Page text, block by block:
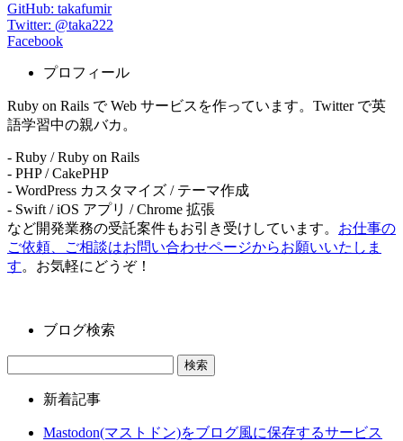
GitHub: takafumir
Twitter: @taka222
Facebook
プロフィール
Ruby on Rails で Web サービスを作っています。Twitter で英
語学習中の親バカ。
- Ruby / Ruby on Rails
- PHP / CakePHP
- WordPress カスタマイズ / テーマ作成
- Swift / iOS アプリ / Chrome 拡張
など開発業務の受託案件もお引き受けしています。 お仕事の
ご依頼、ご相談はお問い合わせページからお願いいたしま
す。お気軽にどうぞ！
ブログ検索
新着記事
Mastodon(マストドン)をブログ風に保存するサービス